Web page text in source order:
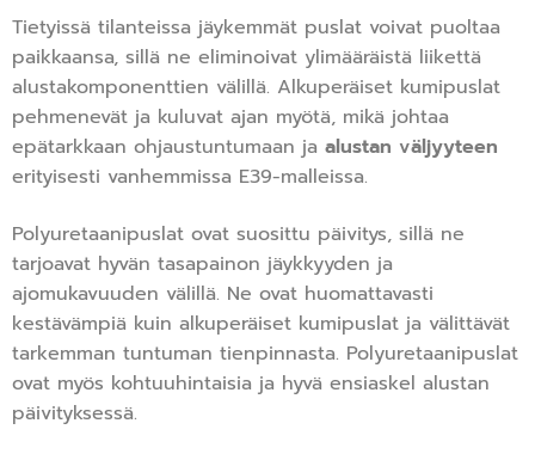
Tietyissä tilanteissa jäykemmät puslat voivat puoltaa
paikkaansa, sillä ne eliminoivat ylimääräistä liikettä
alustakomponenttien välillä. Alkuperäiset kumipuslat
pehmenevät ja kuluvat ajan myötä, mikä johtaa
epätarkkaan ohjaustuntumaan ja alustan väljyyteen
erityisesti vanhemmissa E39-malleissa.
Polyuretaanipuslat ovat suosittu päivitys, sillä ne
tarjoavat hyvän tasapainon jäykkyyden ja
ajomukavuuden välillä. Ne ovat huomattavasti
kestävämpiä kuin alkuperäiset kumipuslat ja välittävät
tarkemman tuntuman tienpinnasta. Polyuretaanipuslat
ovat myös kohtuuhintaisia ja hyvä ensiaskel alustan
päivityksessä.